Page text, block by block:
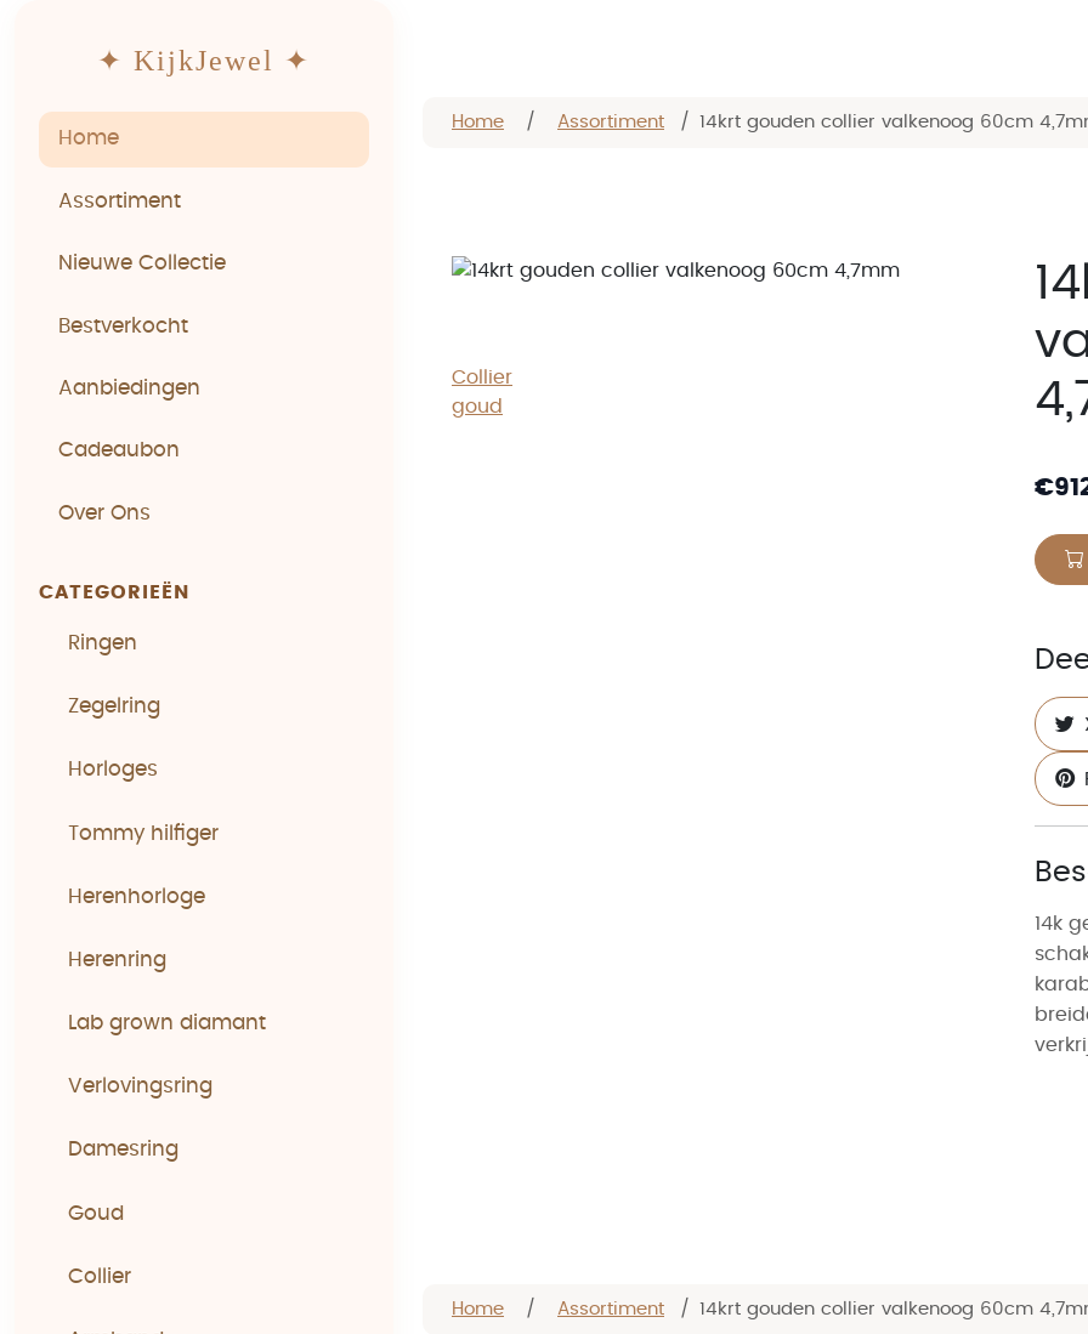
✦ KijkJewel ✦
Home
Assortiment
Nieuwe Collectie
Bestverkocht
Aanbiedingen
Cadeaubon
Over Ons
CATEGORIEËN
Ringen
Zegelring
Horloges
Tommy hilfiger
Herenhorloge
Herenring
Lab grown diamant
Verlovingsring
Damesring
Goud
Collier
Home / Assortiment / 14krt gouden collier valkenoog 60cm
Collier
goud
€
14k
Home / Assortiment / 14krt gouden collier valkenoog 60cm